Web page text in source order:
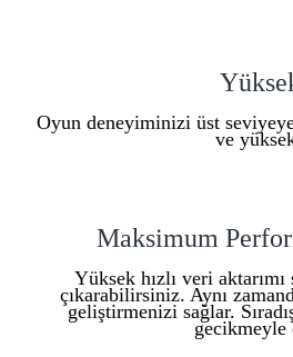
Oyun deneyiminizi üst
ve
Maksimum
Yüksek hızlı veri
çıkarabilirsiniz. Aynı
geliştirmenizi sağlar.
gecikmeyle